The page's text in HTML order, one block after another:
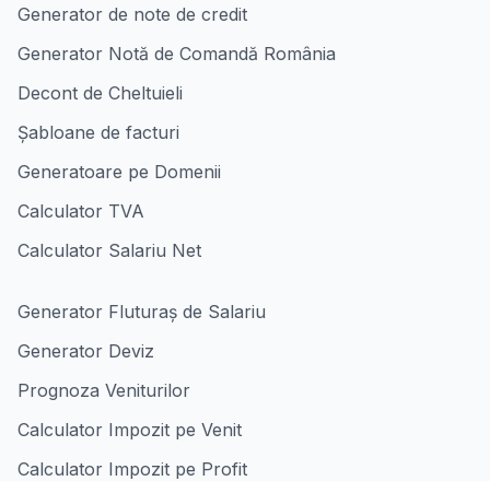
Generator de note de credit
Generator Notă de Comandă România
Decont de Cheltuieli
Șabloane de facturi
Generatoare pe Domenii
Calculator TVA
Calculator Salariu Net
Generator Fluturaș de Salariu
Generator Deviz
Prognoza Veniturilor
Calculator Impozit pe Venit
Calculator Impozit pe Profit